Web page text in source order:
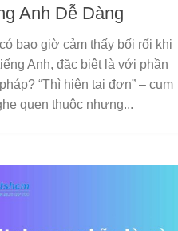
Anh Dễ Dàng
bao giờ cảm thấy bối rối khi
Anh, đặc biệt là với phần
“Thì hiện tại đơn” – cụm
quen thuộc nhưng...